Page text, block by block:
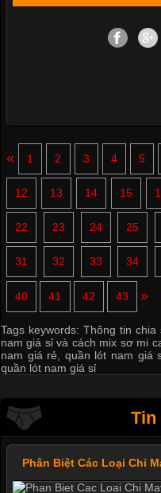
« 1 2 3 4 5
12 13 14 15
22 23 24 25
31 32 33 34
40 41 42 43 »
Tags keywords: Thông tin chia
nam giá sỉ và cách mix sơ mi
nam giá rẻ
quần lót nam giá
quần lót nam giá sỉ
Tin
Phân Biệt Các Loại Chỉ